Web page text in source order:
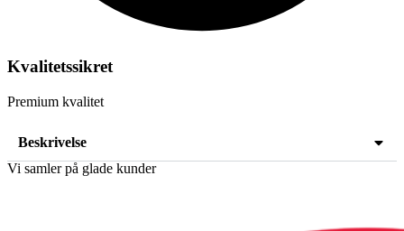
Kvalitetssikret
Premium kvalitet
Beskrivelse
Vi samler på glade kunder